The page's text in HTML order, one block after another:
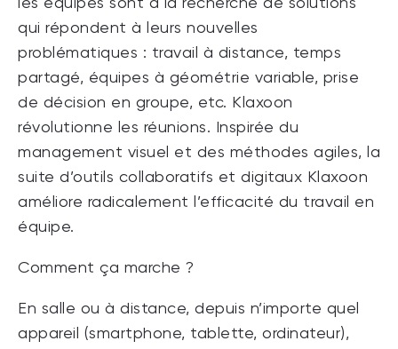
les équipes sont à la recherche de solutions
qui répondent à leurs nouvelles
problématiques : travail à distance, temps
partagé, équipes à géométrie variable, prise
de décision en groupe, etc. Klaxoon
révolutionne les réunions. Inspirée du
management visuel et des méthodes agiles, la
suite d’outils collaboratifs et digitaux Klaxoon
améliore radicalement l’efficacité du travail en
équipe.
Comment ça marche ?
En salle ou à distance, depuis n’importe quel
appareil (smartphone, tablette, ordinateur),